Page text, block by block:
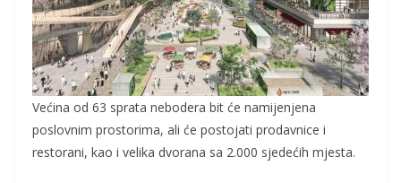
Većina od 63 sprata nebodera bit će namijenjena
poslovnim prostorima, ali će postojati prodavnice i
restorani, kao i velika dvorana sa 2.000 sjedećih mjesta.